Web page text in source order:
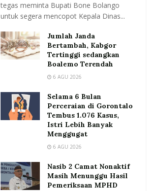
tegas meminta Bupati Bone Bolango
untuk segera mencopot Kepala Dinas...
Jumlah Janda
Bertambah, Kabgor
Tertinggi sedangkan
Boalemo Terendah
6 AGU 2026
Selama 6 Bulan
Perceraian di Gorontalo
Tembus 1.076 Kasus,
Istri Lebih Banyak
Menggugat
6 AGU 2026
Nasib 2 Camat Nonaktif
Masih Menunggu Hasil
Pemeriksaan MPHD